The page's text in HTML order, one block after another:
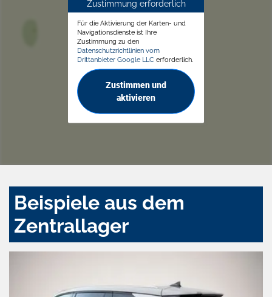
Zustimmung erforderlich
Für die Aktivierung der Karten- und
Navigationsdienste ist Ihre
Zustimmung zu den
Datenschutzrichtlinien vom
Drittanbieter Google LLC erforderlich.
Zustimmen und
aktivieren
Beispiele aus dem
Zentrallager